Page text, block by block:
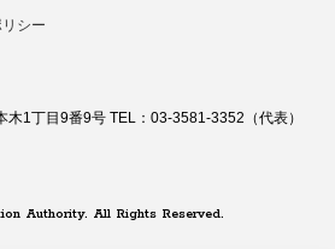
シー
1丁目9番9号 TEL：03-3581-3352（代表）
Authority. All Rights Reserved.